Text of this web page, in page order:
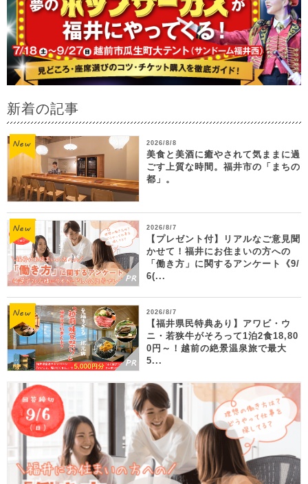
新着の記事
2026/8/8
美食と美酒に癒やされて気ままに過
ごす上質な時間。福井市の「まちの
都」。
2026/8/7
【プレゼント付】リアルなご意見聞
かせて！福井にお住まいの方への
「働き方」に関するアンケート《9/
6(...
2026/8/7
【福井県民特典あり】アワビ・ウ
ニ・若狭牛がそろって1泊2食18,80
0円～！越前の絶景温泉旅で最大
5...